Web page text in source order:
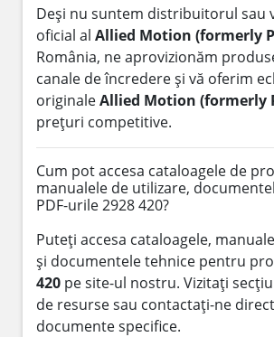
Deși nu suntem distribuitorul sau
oficial al Allied Motion (formerly
România, ne aprovizionăm
canale de încredere și vă oferim
originaleAllied Motion (formerly
prețuri competitive.
Cum pot accesa cataloagele de
manualele de utilizare,
PDF-urile 2928 420?
Puteți accesa cataloagele,
și documentele tehnice pentru
420 pe site-ul nostru. Vizitați
de resurse sau contactați-ne
documente specifice.